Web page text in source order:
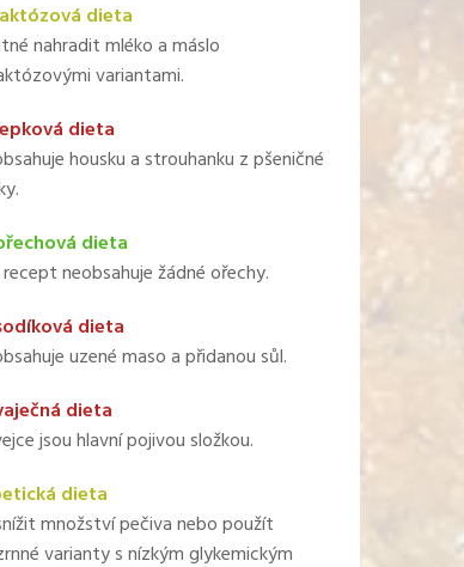
dieta
nahradit mléko a máslo
variantami.
dieta
housku a strouhanku z pšeničné
dieta
neobsahuje žádné ořechy.
dieta
uzené maso a přidanou sůl.
dieta
jsou hlavní pojivou složkou.
dieta
množství pečiva nebo použít
varianty s nízkým glykemickým